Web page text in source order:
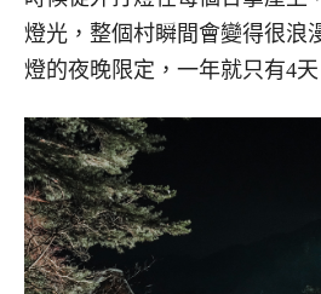
燈光，整個村瞬間會變得很浪
燈的夜晚限定，一年就只有4天